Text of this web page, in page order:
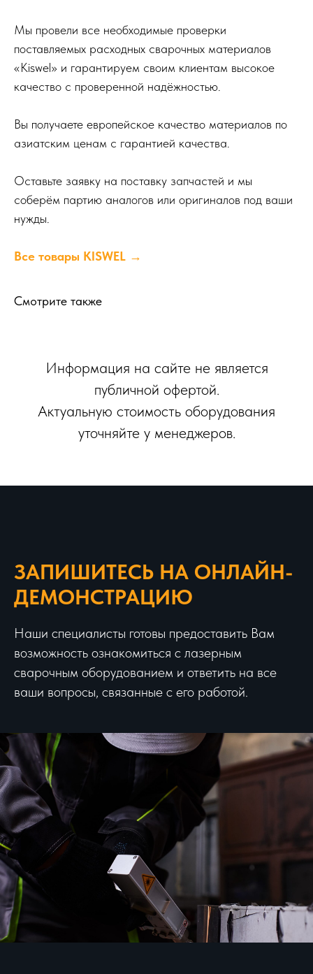
Мы провели все необходимые проверки
поставляемых расходных сварочных материалов
«Kiswel» и гарантируем своим клиентам высокое
качество с проверенной надёжностью.
Вы получаете европейское качество материалов по
азиатским ценам с гарантией качества.
Оставьте заявку на поставку запчастей и мы
соберём партию аналогов или оригиналов под ваши
нужды.
Все товары KISWEL →
Смотрите также
Информация на сайте не является
публичной офертой.
Актуальную стоимость оборудования
уточняйте у менеджеров.
ЗАПИШИТЕСЬ НА ОНЛАЙН-
ДЕМОНСТРАЦИЮ
Наши специалисты готовы предоставить Вам
возможность ознакомиться с лазерным
сварочным оборудованием и ответить на все
ваши вопросы, связанные с его работой.